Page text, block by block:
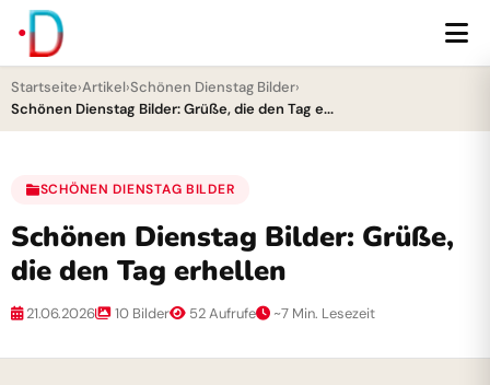
Startseite›Artikel›Schönen Dienstag Bilder›
Schönen Dienstag Bilder: Grüße, die den Tag e...
SCHÖNEN DIENSTAG BILDER
Schönen Dienstag Bilder: Grüße,
die den Tag erhellen
21.06.2026 10 Bilder 52 Aufrufe ~7 Min. Lesezeit